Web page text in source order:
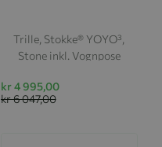
Trille, Stokke® YOYO³,
Stone inkl. Vognpose
kr 4 995,00
kr 6 047,00